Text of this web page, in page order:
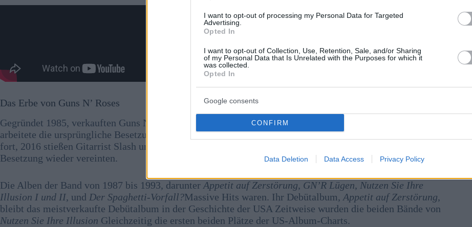
I want to opt-out of processing my Personal Data for Targeted
Advertising.
Opted In
I want to opt-out of Collection, Use, Retention, Sale, and/or Sharing
of my Personal Data that Is Unrelated with the Purposes for which it
was collected.
Opted In
Google consents
CONFIRM
Data Deletion Data Access Privacy Policy
Das Erbe von Guns N’ Roses
Gegründet 1985, verkauften Guns N’ Roses weltweit über 100 Millionen Alben, bis Mitte der 1990 er Jahre
arbeitete die ursprüngliche Besetzung der Band zusammen, danach setzte Frontmann Axl Rose die Gruppe
fort, 2016 stießen Gitarrist Slash und Bassist Duff McKagan wieder dazu, womit sie den Kern der klassischen
Besetzung wieder vereinten.
Die Alben der Band von 1987 bis 1993, darunter Appetit auf Zerstörung, GN’R Lügen, Nutzen Sie Ihre
Illusion I und II, und Der Spaghetti-Vorfall?Massive Hits waren. Ihr Debütalbum, Appetit auf Zerstörung,
bleibt das meistverkaufte Debütalbum in der Geschichte der USA Zeitweise wurden die beiden Bände von
Nutzen Sie Ihre Illusion Gleichzeitig die ersten beiden Plätze der US-Album-Charts.